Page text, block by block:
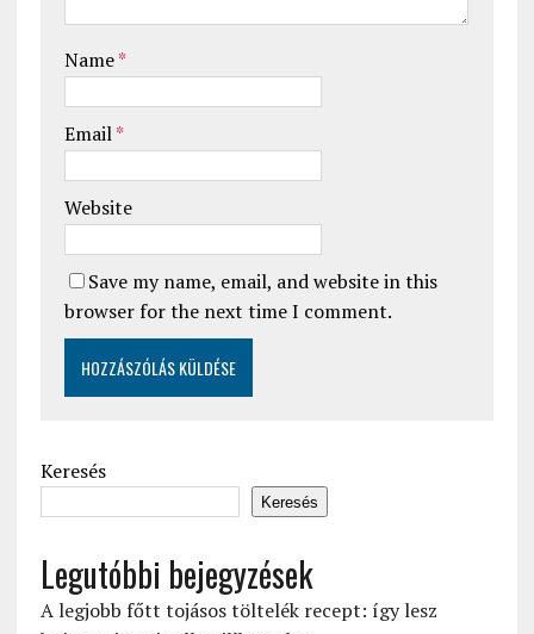
Name*
Email*
Website
Save my name, email, and website in this
browser for the next time I comment.
Keresés
Keresés
Legutóbbi bejegyzések
A legjobb főtt tojásos töltelék recept: így lesz